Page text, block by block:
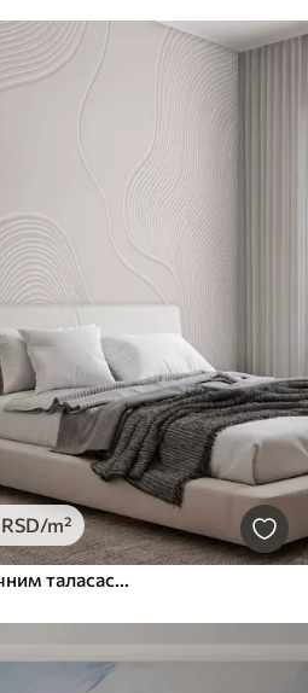
RSD/m²
Апстрактни рељеф са течним таласастим линијама